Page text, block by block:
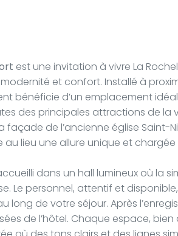
est une invitation à vivre La
et confort. Installé à
bénéficie d’un emplacement
des principales attractions de la
façade de l’ancienne église Saint-
lieu une allure unique et
dans un hall lumineux où la
Le personnel, attentif et
long de votre séjour. Après
de l’hôtel. Chaque espace,